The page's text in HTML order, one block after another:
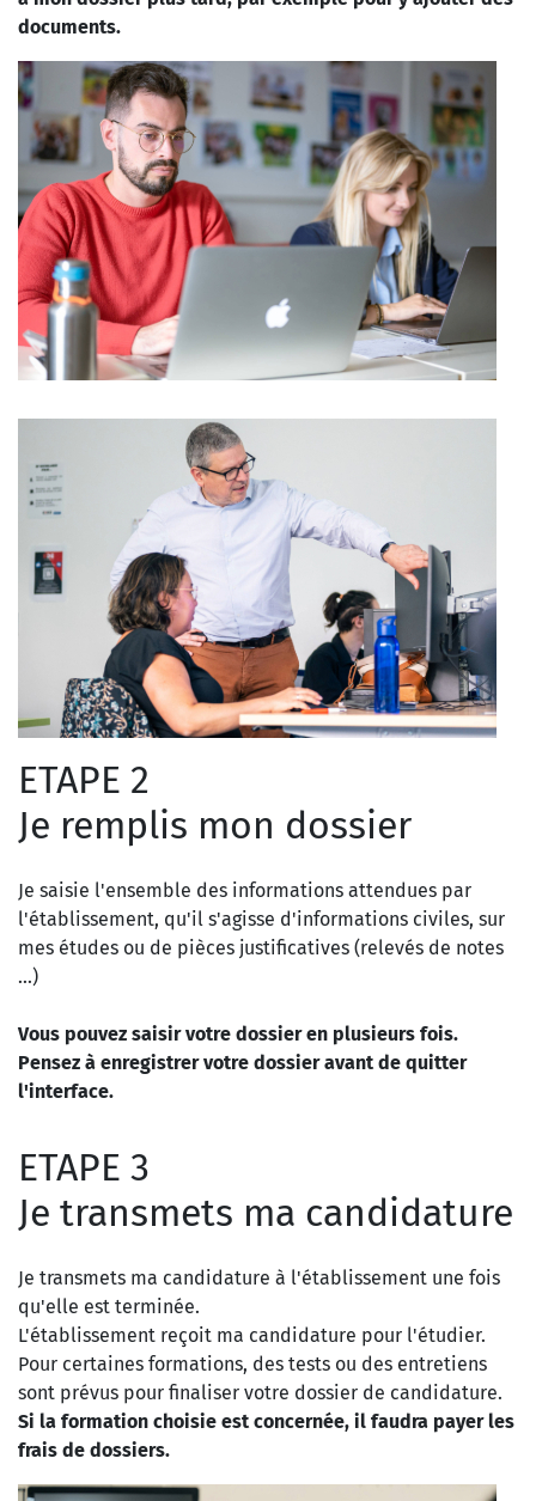
documents.
ETAPE 2
Je remplis mon dossier
Je saisie l'ensemble des informations attendues par
l'établissement, qu'il s'agisse d'informations civiles, sur
mes études ou de pièces justificatives (relevés de notes
...)
Vous pouvez saisir votre dossier en plusieurs fois.
Pensez à enregistrer votre dossier avant de quitter
l'interface.
ETAPE 3
Je transmets ma candidature
Je transmets ma candidature à l'établissement une fois
qu'elle est terminée.
L'établissement reçoit ma candidature pour l'étudier.
Pour certaines formations, des tests ou des entretiens
sont prévus pour finaliser votre dossier de candidature.
Si la formation choisie est concernée, il faudra payer les
frais de dossiers.